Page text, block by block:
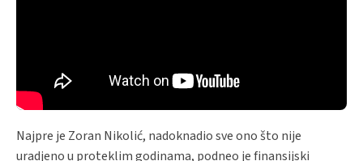
Najpre je Zoran Nikolić, nadoknadio sve ono što nije
uradjeno u proteklim godinama, podneo je finansijski